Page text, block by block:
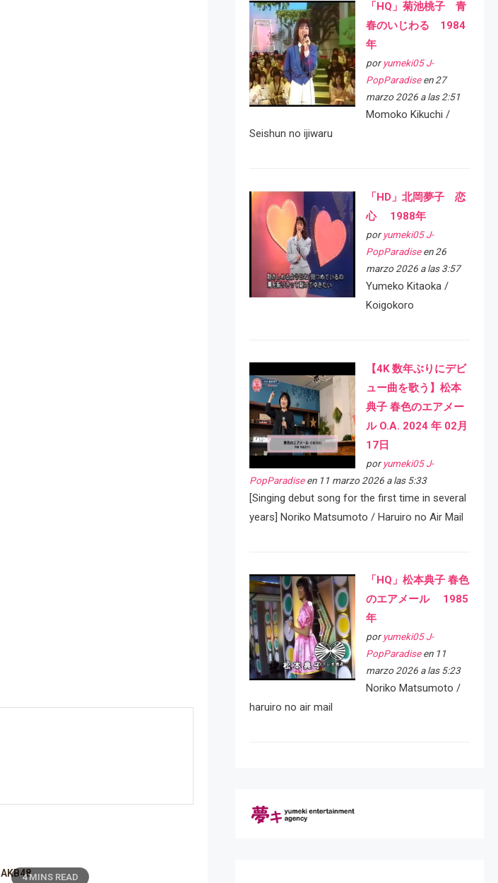
4 MINS READ
AKB48
「HQ」菊池桃子 青
春のいじわる 1984
年
por yumeki05 J-
PopParadiseen 27
marzo 2026 a las 2:51
Momoko Kikuchi /
Seishun no ijiwaru
「HD」北岡夢子 恋
心 1988年
por yumeki05 J-
PopParadiseen 26
marzo 2026 a las 3:57
Yumeko Kitaoka /
Koigokoro
【4K 数年ぶりにデビ
ュー曲を歌う】松本
典子 春色のエアメー
ル O.A. 2024 年 02月
17日
por yumeki05 J-
PopParadiseen 11 marzo 2026 a las 5:33
[Singing debut song for the first time in several
years] Noriko Matsumoto / Haruiro no Air Mail
「HQ」松本典子 春色
のエアメール 1985
年
por yumeki05 J-
PopParadiseen 11
marzo 2026 a las 5:23
Noriko Matsumoto /
haruiro no air mail